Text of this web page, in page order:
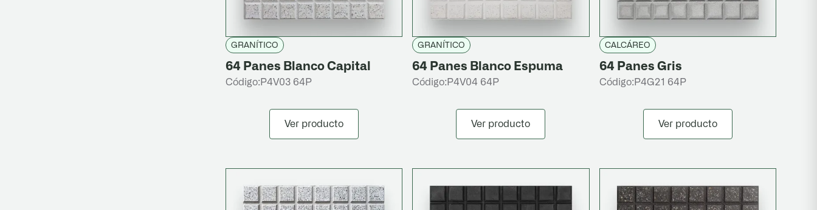
GRANÍTICO
64 Panes Blanco Capital
Código: P4V03 64P
Ver producto
GRANÍTICO
64 Panes Blanco Espuma
Código: P4V04 64P
Ver producto
CALCÁREO
64 Panes Gris
Código: P4G21 64P
Ver producto